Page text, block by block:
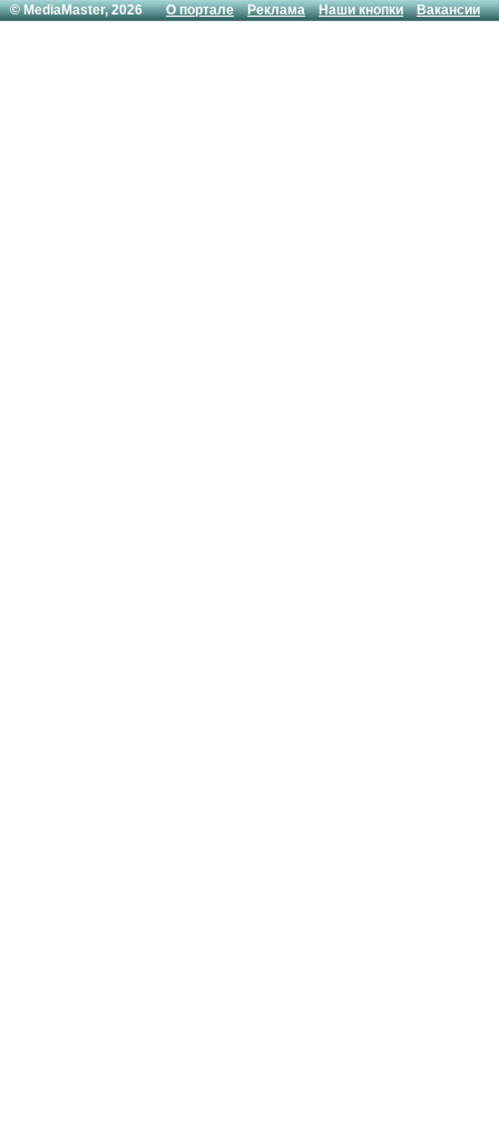
© MediaMaster, 2026О портале Реклама Наши кнопки Вакансии